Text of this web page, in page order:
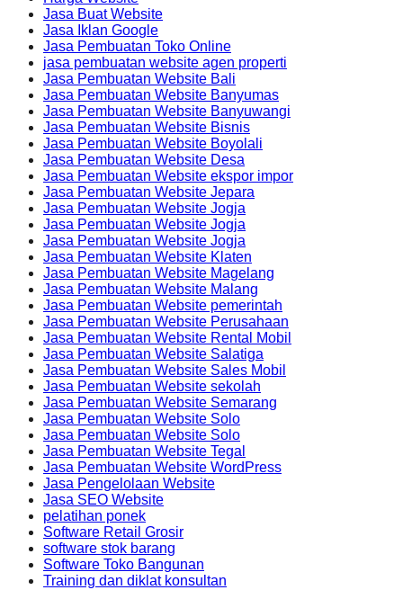
Jasa Buat Website
Jasa Iklan Google
Jasa Pembuatan Toko Online
jasa pembuatan website agen properti
Jasa Pembuatan Website Bali
Jasa Pembuatan Website Banyumas
Jasa Pembuatan Website Banyuwangi
Jasa Pembuatan Website Bisnis
Jasa Pembuatan Website Boyolali
Jasa Pembuatan Website Desa
Jasa Pembuatan Website ekspor impor
Jasa Pembuatan Website Jepara
Jasa Pembuatan Website Jogja
Jasa Pembuatan Website Jogja
Jasa Pembuatan Website Jogja
Jasa Pembuatan Website Klaten
Jasa Pembuatan Website Magelang
Jasa Pembuatan Website Malang
Jasa Pembuatan Website pemerintah
Jasa Pembuatan Website Perusahaan
Jasa Pembuatan Website Rental Mobil
Jasa Pembuatan Website Salatiga
Jasa Pembuatan Website Sales Mobil
Jasa Pembuatan Website sekolah
Jasa Pembuatan Website Semarang
Jasa Pembuatan Website Solo
Jasa Pembuatan Website Solo
Jasa Pembuatan Website Tegal
Jasa Pembuatan Website WordPress
Jasa Pengelolaan Website
Jasa SEO Website
pelatihan ponek
Software Retail Grosir
software stok barang
Software Toko Bangunan
Training dan diklat konsultan